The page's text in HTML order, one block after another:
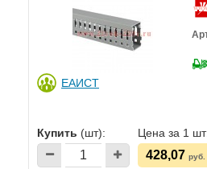
ЕАИСТ
Купить (шт): Цена за 1
428,07 руб.